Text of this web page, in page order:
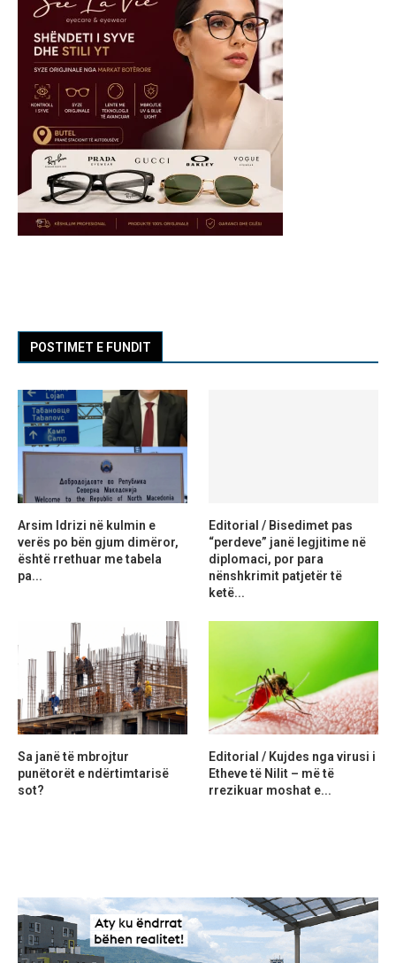
POSTIMET E FUNDIT
Arsim Idrizi në kulmin e
verës po bën gjum dimëror,
është rrethuar me tabela
pa...
Editorial / Bisedimet pas
“perdeve” janë legjitime në
diplomaci, por para
nënshkrimit patjetër të
ketë...
Sa janë të mbrojtur
punëtorët e ndërtimtarisë
sot?
Editorial / Kujdes nga virusi i
Etheve të Nilit – më të
rrezikuar moshat e...